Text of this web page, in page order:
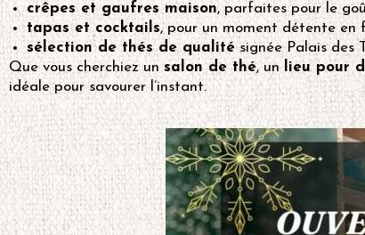
crêpes et gaufres maison, parfaites pour le
tapas et cocktails, pour un moment détente en
sélection de thés de qualitésignée Palais des
Que vous cherchiez un salon de thé, unlieu pour
idéale pour savourer l’instant.